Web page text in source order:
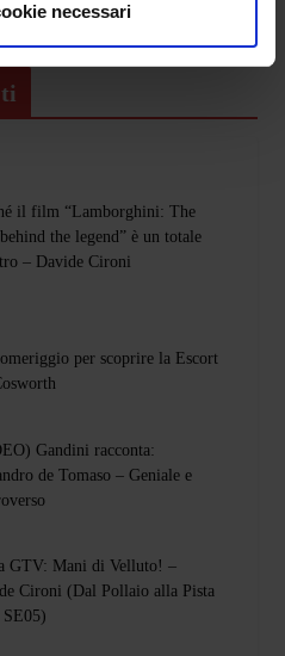
necessari
il film “Lamborghini: The
the legend” è un totale
– Davide Cironi
per scoprire la Escort
Gandini racconta:
de Tomaso – Geniale e
GTV: Mani di Velluto! –
Cironi (Dal Pollaio alla Pista
SE05)